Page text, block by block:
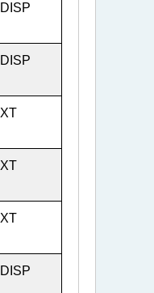
DISP
DISP
XT
XT
XT
DISP